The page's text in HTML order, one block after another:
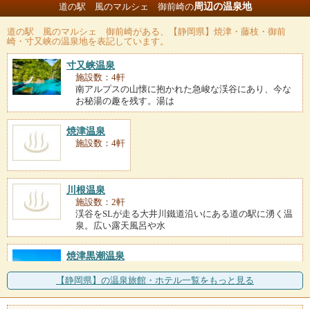
道の駅 風のマルシェ 御前崎の周辺の温泉地
道の駅 風のマルシェ 御前崎がある、【静岡県】焼津・藤枝・御前
崎・寸又峡の温泉地を表記しています。
寸又峡温泉
施設数：4軒
南アルプスの山懐に抱かれた急峻な渓谷にあり、今な
お秘湯の趣を残す。湯は
焼津温泉
施設数：4軒
川根温泉
施設数：2軒
渓谷をSLが走る大井川鐵道沿いにある道の駅に湧く温
泉。広い露天風呂や水
焼津黒潮温泉
ワイルドで男性的な景観が続く大崩海岸と、全国有数
の水揚げを誇る焼津港の
【静岡県】の温泉旅館・ホテル一覧をもっと見る